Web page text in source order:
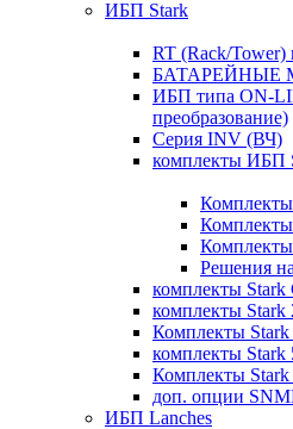
ИБП Stark
RT (Rack/Tower)
БАТАРЕЙНЫЕ
ИБП типа ON-
преобразование)
Серия INV (ВЧ)
комплекты ИБП
Решения
комплекты
комплекты
Комплекты
комплекты
Комплекты
доп. опции
ИБП Lanches